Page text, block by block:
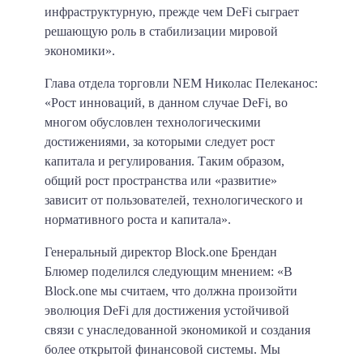
инфраструктурную, прежде чем DeFi сыграет
решающую роль в стабилизации мировой
экономики».
Глава отдела торговли NEM Николас Пелеканос:
«Рост инноваций, в данном случае DeFi, во
многом обусловлен технологическими
достижениями, за которыми следует рост
капитала и регулирования. Таким образом,
общий рост пространства или «развитие»
зависит от пользователей, технологического и
нормативного роста и капитала».
Генеральный директор Block.one Брендан
Блюмер поделился следующим мнением: «В
Block.one мы считаем, что должна произойти
эволюция DeFi для достижения устойчивой
связи с унаследованной экономикой и создания
более открытой финансовой системы. Мы